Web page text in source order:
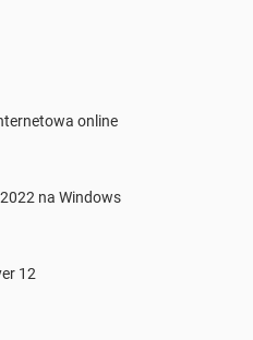
online
na Windows
12